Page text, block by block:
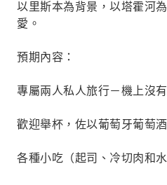
以里斯本為背景，以塔霍河
愛。
預期內容：
專屬兩人私人旅行－機上沒
歡迎舉杯，佐以葡萄牙葡萄
各種小吃（起司、冷切肉和水